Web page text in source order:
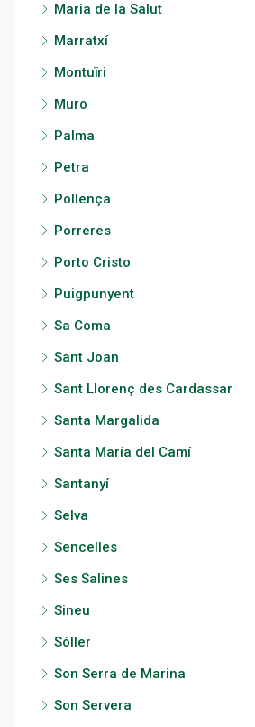
Maria de la Salut
Marratxí
Montuïri
Muro
Palma
Petra
Pollença
Porreres
Porto Cristo
Puigpunyent
Sa Coma
Sant Joan
Sant Llorenç des Cardassar
Santa Margalida
Santa María del Camí
Santanyí
Selva
Sencelles
Ses Salines
Sineu
Sóller
Son Serra de Marina
Son Servera